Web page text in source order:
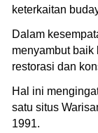
keterkaitan
Dalam
menyambut
restorasi dan
Hal ini
satu situs
1991.